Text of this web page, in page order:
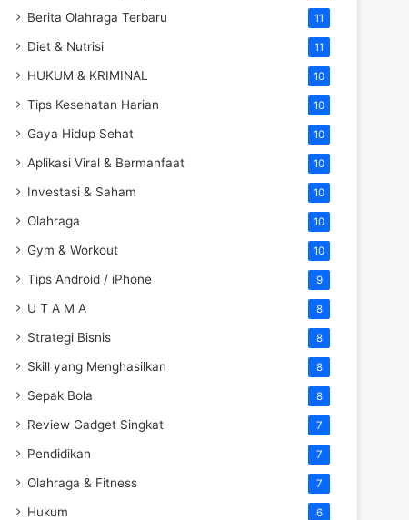
Berita Olahraga Terbaru 11
Diet & Nutrisi 11
HUKUM & KRIMINAL 10
Tips Kesehatan Harian 10
Gaya Hidup Sehat 10
Aplikasi Viral & Bermanfaat 10
Investasi & Saham 10
Olahraga 10
Gym & Workout 10
Tips Android / iPhone 9
U T A M A 8
Strategi Bisnis 8
Skill yang Menghasilkan 8
Sepak Bola 8
Review Gadget Singkat 7
Pendidikan 7
Olahraga & Fitness 7
Hukum 6